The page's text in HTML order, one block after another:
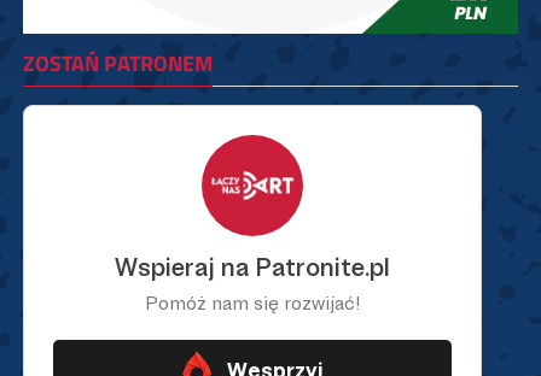
ZOSTAŃ PATRONEM